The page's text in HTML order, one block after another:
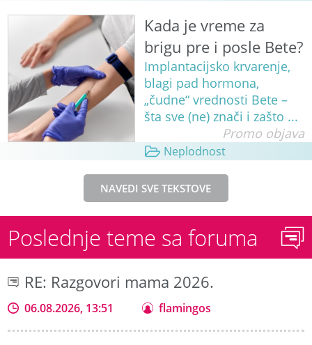
Kada je vreme za
brigu pre i posle Bete?
Implantacijsko krvarenje,
blagi pad hormona,
„čudne“ vrednosti Bete –
šta sve (ne) znači i zašto ...
Promo objava
Neplodnost
NAVEDI SVE TEKSTOVE
Poslednje teme sa foruma
RE: Razgovori mama 2026.
06.08.2026, 13:51 flamingos